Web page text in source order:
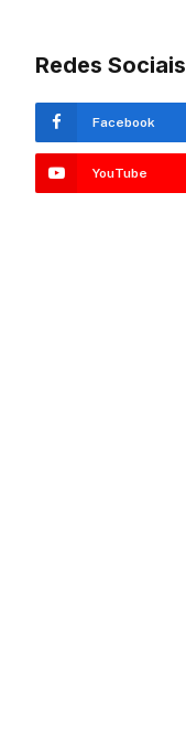
Redes Sociais
Facebook
YouTube